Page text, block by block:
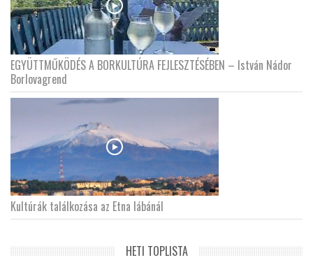
EGYÜTTMŰKÖDÉS A BORKULTÚRA FEJLESZTÉSÉBEN – István Nádor
Borlovagrend
Kultúrák találkozása az Etna lábánál
HETI TOPLISTA